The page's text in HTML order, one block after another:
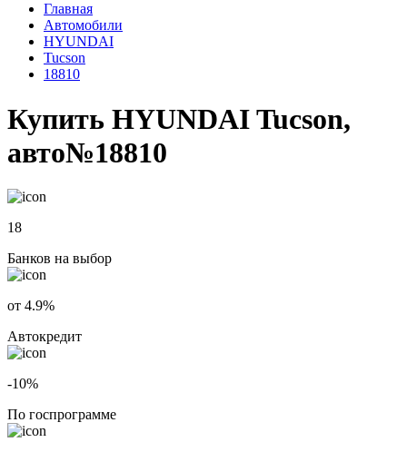
Главная
Автомобили
HYUNDAI
Tucson
18810
Купить HYUNDAI Tucson,
авто№18810
18
Банков на выбор
от 4.9%
Автокредит
-10%
По госпрограмме